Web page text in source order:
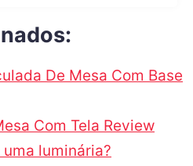
De Mesa Com Base
Com Tela Review
luminária?